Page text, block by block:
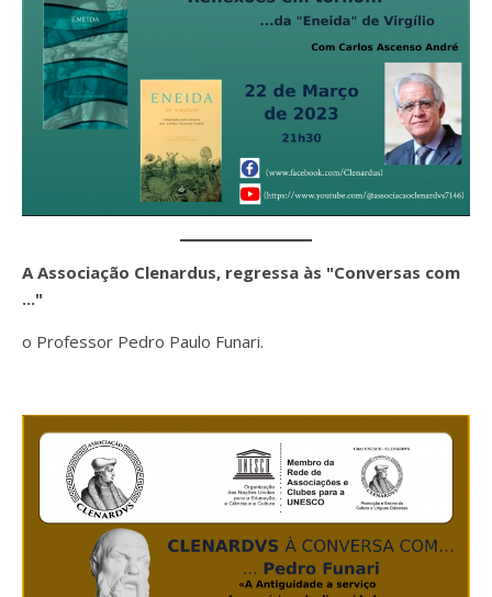
A Associação Clenardus, regressa às "Conversas com
..."
o Professor Pedro Paulo Funari.